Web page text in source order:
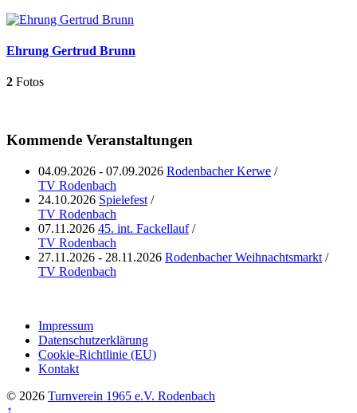
Ehrung Gertrud Brunn
2 Fotos
Kommende Veranstaltungen
04.09.2026 - 07.09.2026 Rodenbacher Kerwe /
TV Rodenbach
24.10.2026 Spielefest /
TV Rodenbach
07.11.2026 45. int. Fackellauf/
TV Rodenbach
27.11.2026 - 28.11.2026 Rodenbacher Weihnachtsmarkt /
TV Rodenbach
Impressum
Datenschutzerklärung
Cookie-Richtlinie (EU)
Kontakt
© 2026 Turnverein 1965 e.V. Rodenbach
↑